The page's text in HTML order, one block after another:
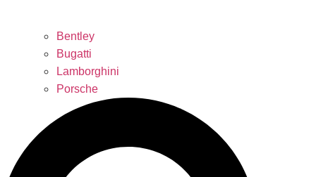
Bentley
Bugatti
Lamborghini
Porsche